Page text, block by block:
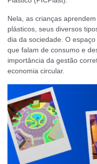
Nela, as crianças
plásticos, seus diversos
dia da sociedade. O
que falam de consumo e
importância da gestão
economia circular.